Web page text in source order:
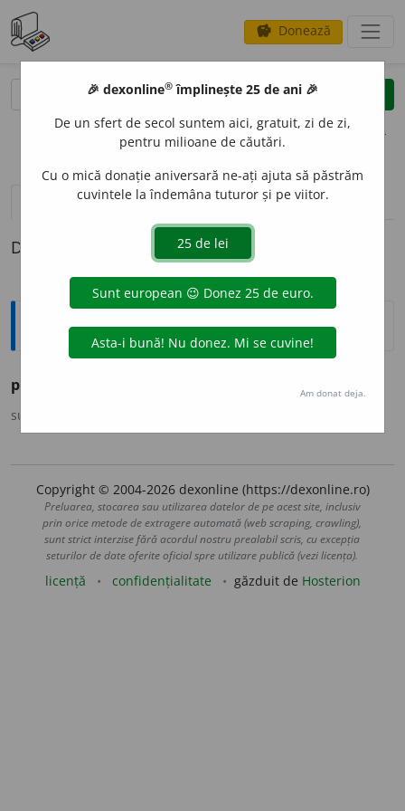
savings Donează
clear
opțiuni
definiții (1) pronunțievolume_up (50)
Definiția cu ID-ul 1163361:
Ortografice DOOM
privilegiu
sursa:
Copyright © 2004-2026 dexonline (https://dexonline.ro)
Preluarea, stocarea sau utilizarea datelor de pe acest site, inclusiv
prin orice metode de extragere automată (web scraping, crawling),
sunt strict interzise fără acordul nostru prealabil scris, cu excepția
seturilor de date oferite oficial spre utilizare publică (vezi licența).
licență confidențialitate găzduit de Hosterion
🎉 dexonline® împlinește 25 de ani 🎉
De un sfert de secol suntem aici, gratuit, zi de zi,
pentru milioane de căutări.
Cu o mică donație aniversară ne-ați ajuta să păstrăm
cuvintele la îndemâna tuturor și pe viitor.
Am donat deja.